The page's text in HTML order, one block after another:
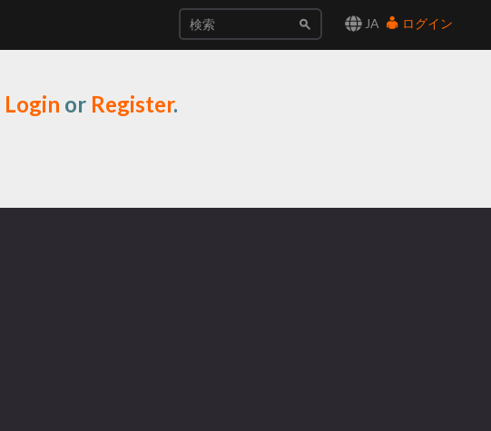
JA ログイン
Login or Register.